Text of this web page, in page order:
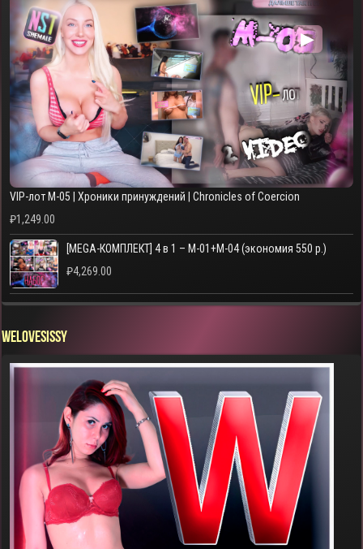
▶
VIP-лот M-05 | Хроники принуждений | Chronicles of Coercion
₽1,249.00
[MEGA-КОМПЛЕКТ] 4 в 1 – M-01+M-04 (экономия 550 р.)
₽4,269.00
WELOVESISSY